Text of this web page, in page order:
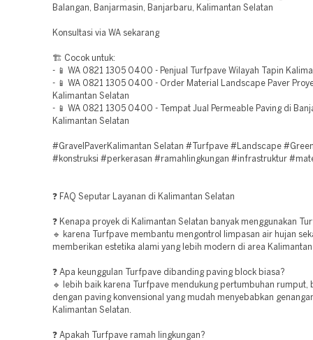
Balangan, Banjarmasin, Banjarbaru, Kalimantan Selatan
Konsultasi via WA sekarang
🏗️ Cocok untuk:
- 📱 WA 0821 1305 0400 - Penjual Turfpave Wilayah Tapin
- 📱 WA 0821 1305 0400 - Order Material Landscape Paver
Kalimantan Selatan
- 📱 WA 0821 1305 0400 - Tempat Jual Permeable Paving di
Kalimantan Selatan
#GravelPaverKalimantan Selatan #Turfpave #Landscape
#konstruksi #perkerasan #ramahlingkungan #infrastruktur
❓ FAQ Seputar Layanan di Kalimantan Selatan
❓ Kenapa proyek di Kalimantan Selatan banyak menggunakan
🔹 karena Turfpave membantu mengontrol limpasan air hujan
memberikan estetika alami yang lebih modern di area
❓ Apa keunggulan Turfpave dibanding paving block biasa?
🔹 lebih baik karena Turfpave mendukung pertumbuhan rumput,
dengan paving konvensional yang mudah menyebabkan
Kalimantan Selatan.
❓ Apakah Turfpave ramah lingkungan?